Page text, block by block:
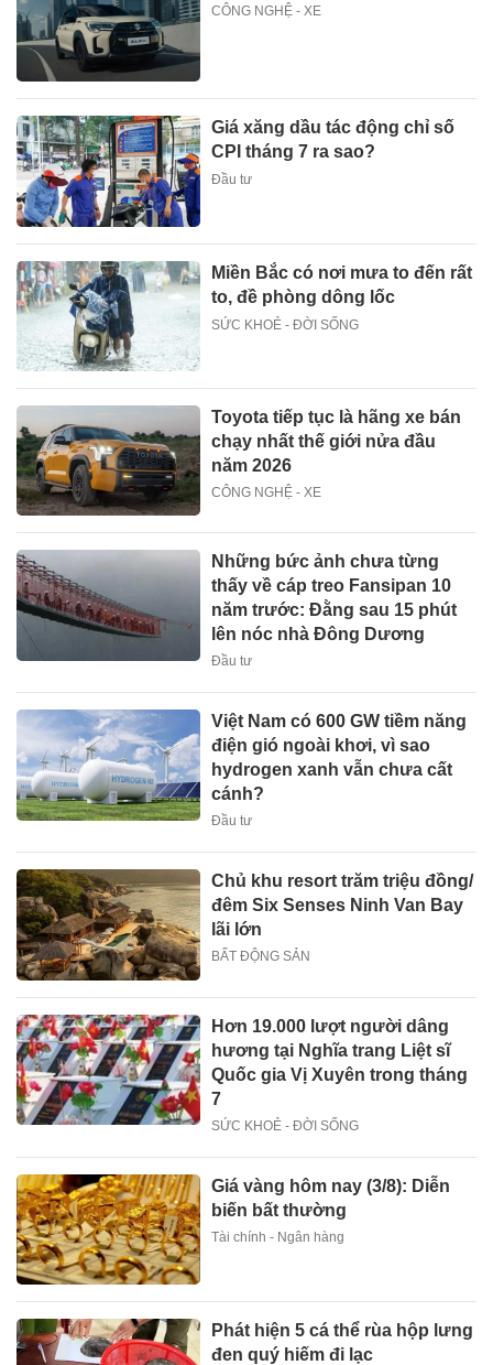
CÔNG NGHỆ - XE
Giá xăng dầu tác động chỉ số
CPI tháng 7 ra sao?
Đầu tư
Miền Bắc có nơi mưa to đến rất
to, đề phòng dông lốc
SỨC KHOẺ - ĐỜI SỐNG
Toyota tiếp tục là hãng xe bán
chạy nhất thế giới nửa đầu
năm 2026
CÔNG NGHỆ - XE
Những bức ảnh chưa từng
thấy về cáp treo Fansipan 10
năm trước: Đằng sau 15 phút
lên nóc nhà Đông Dương
Đầu tư
Việt Nam có 600 GW tiềm năng
điện gió ngoài khơi, vì sao
hydrogen xanh vẫn chưa cất
cánh?
Đầu tư
Chủ khu resort trăm triệu đồng/
đêm Six Senses Ninh Van Bay
lãi lớn
BẤT ĐỘNG SẢN
Hơn 19.000 lượt người dâng
hương tại Nghĩa trang Liệt sĩ
Quốc gia Vị Xuyên trong tháng
7
SỨC KHOẺ - ĐỜI SỐNG
Giá vàng hôm nay (3/8): Diễn
biến bất thường
Tài chính - Ngân hàng
Phát hiện 5 cá thể rùa hộp lưng
đen quý hiếm đi lạc